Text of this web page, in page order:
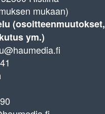
mukaan)
(osoitteenmuutokset,
ym.)